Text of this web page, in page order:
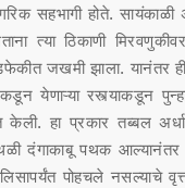
सहभागी होते.
त्या ठिकाणी
जखमी झाला. यानंतर
येणाऱ्या रस्त्याकडून
हा प्रकार तब्बल
दंगाकाबू पथक आल्यानंतर
पोहचले नसल्याचे